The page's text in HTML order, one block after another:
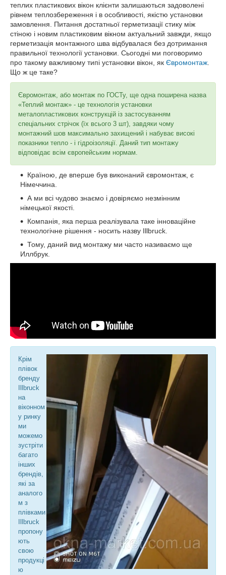
теплих пластикових вікон клієнти залишаються задоволені
рівнем теплозбереження і в особливості, якістю установки
замовлення. Питання достатньої герметизації стику між
стіною і новим пластиковим вікном актуальний завжди, якщо
герметизація монтажного шва відбувалася без дотримання
правильної технології установки. Сьогодні ми поговоримо
про такому важливому типі установки вікон, як Євромонтаж
Що ж це таке?
Євромонтаж, або монтаж по ГОСТу, ще одна поширена назва
«Теплий монтаж» - це технологія установки
металопластикових конструкцій із застосуванням
спеціальних стрічок (їх всього 3 шт), завдяки чому
монтажний шов максимально захищений і набуває високі
показники тепло - і гідроізоляції. Даний тип монтажу
відповідає всім європейським нормам.
Країною, де вперше був виконаний євромонтаж, є
Німеччина.
А ми всі чудово знаємо і довіряємо незмінним
німецької якості.
Компанія, яка перша реалізувала таке інноваційне
технологічне рішення - носить назву Illbruck.
Тому, даний вид монтажу ми часто називаємо ще
Иллбрук.
Крім
плівок
бренду
Illbruck
на
віконном
у ринку
ми
можемо
зустріти
багато
інших
брендів,
які за
аналого
м з
плівками
Illbruck
пропону
ють
свою
продукці
ю